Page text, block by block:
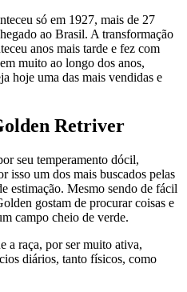
só em 1927, mais de 27
ao Brasil. A transformação
anos mais tarde e fez com
muito ao longo dos anos,
hoje uma das mais vendidas e
Retriver
seu temperamento dócil,
isso um dos mais buscados pelas
estimação. Mesmo sendo de fácil
gostam de procurar coisas e
campo cheio de verde.
a raça, por ser muito ativa,
diários, tanto físicos, como